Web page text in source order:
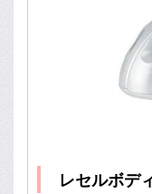
レセルボデ